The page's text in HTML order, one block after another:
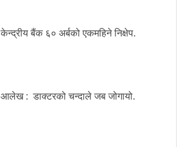
केन्द्रीय बैंक ६० अर्बको एकमहिने निक्षेप.
आलेख : डाक्टरको चन्दाले जब जोगायो.